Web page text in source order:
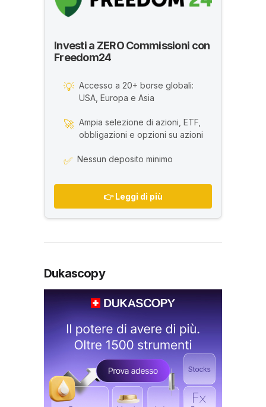
Investi a ZERO Commissioni con
Freedom24
💡 Accesso a 20+ borse globali:
USA, Europa e Asia
🚀 Ampia selezione di azioni, ETF,
obbligazioni e opzioni su azioni
✅ Nessun deposito minimo
👉 Leggi di più
Dukascopy